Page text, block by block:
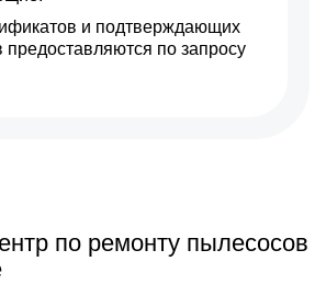
и подтверждающих
предоставляются по запросу
по ремонту пылесосов